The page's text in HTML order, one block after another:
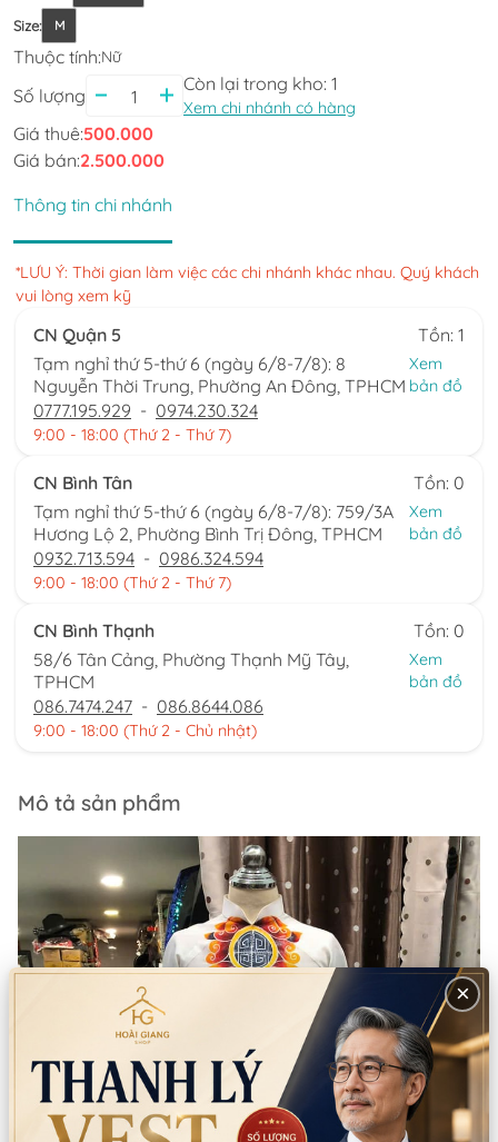
Size: M
Thuộc tính:Nữ
Số lượng
Còn lại trong kho: 1
Xem chi nhánh có hàng
Giá thuê:500.000
Giá bán:2.500.000
Thông tin chi nhánh
*LƯU Ý: Thời gian làm việc các chi nhánh khác nhau. Quý khách
vui lòng xem kỹ
CN Quận 5
Tồn: 1
Tạm nghỉ thứ 5-thứ 6 (ngày 6/8-7/8): 8
Nguyễn Thời Trung, Phường An Đông, TPHCM
Xem
bản đồ
0777.195.929 - 0974.230.324
9:00 - 18:00 (Thứ 2 - Thứ 7)
CN Bình Tân
Tồn: 0
Tạm nghỉ thứ 5-thứ 6 (ngày 6/8-7/8): 759/3A
Hương Lộ 2, Phường Bình Trị Đông, TPHCM
Xem
bản đồ
0932.713.594 - 0986.324.594
9:00 - 18:00 (Thứ 2 - Thứ 7)
CN Bình Thạnh
Tồn: 0
58/6 Tân Cảng, Phường Thạnh Mỹ Tây,
TPHCM
Xem
bản đồ
086.7474.247 - 086.8644.086
9:00 - 18:00 (Thứ 2 - Chủ nhật)
Mô tả sản phẩm
×